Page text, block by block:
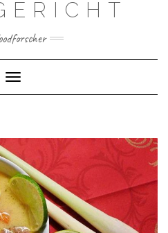
Toggle Navigation